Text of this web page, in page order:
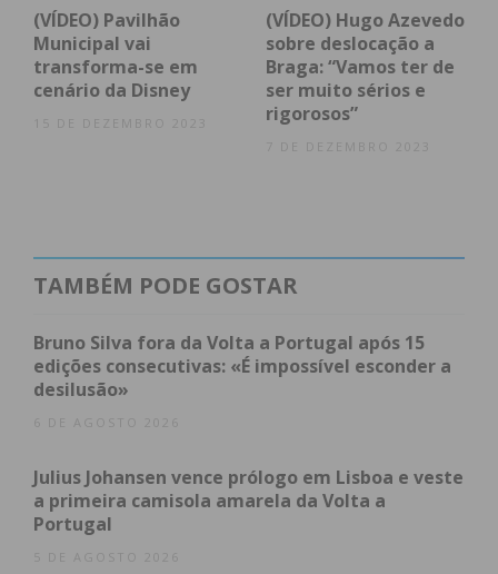
Eu li e concordo com ostermos e
condições
(VÍDEO) Pavilhão
Municipal vai
transforma-se em
cenário da Disney
(VÍDEO) Hugo Azevedo
sobre deslocação a
Braga: “Vamos ter de
ser muito sérios e
rigorosos”
7 DE DEZEMBRO 2023
TAMBÉM PODE GOSTAR
Bruno Silva fora da Volta a Portugal após 15
edições consecutivas: «É impossível esconder a
desilusão»
6 DE AGOSTO 2026
Julius Johansen vence prólogo em Lisboa e veste
a primeira camisola amarela da Volta a
Portugal
5 DE AGOSTO 2026